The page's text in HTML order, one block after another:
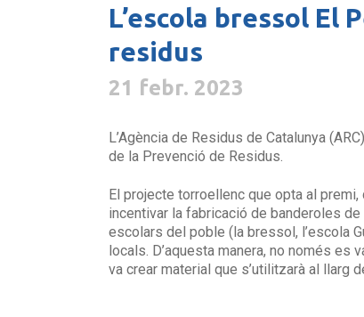
L’escola bressol
residus
21 febr. 2023
L’Agència de Residus de Catalunya
de la Prevenció de Residus.
El projecte torroellenc que opta al
incentivar la fabricació de banderoles
escolars del poble (la bressol, l’escola
locals. D’aquesta manera, no només
va crear material que s’utilitzarà al llarg